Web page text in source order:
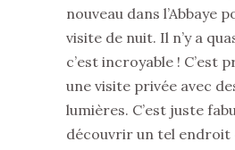
nouveau dans l’Abbaye
visite de nuit. Il n’y a
c’est incroyable ! C’est
une visite privée avec
lumières. C’est juste
découvrir un tel endroit